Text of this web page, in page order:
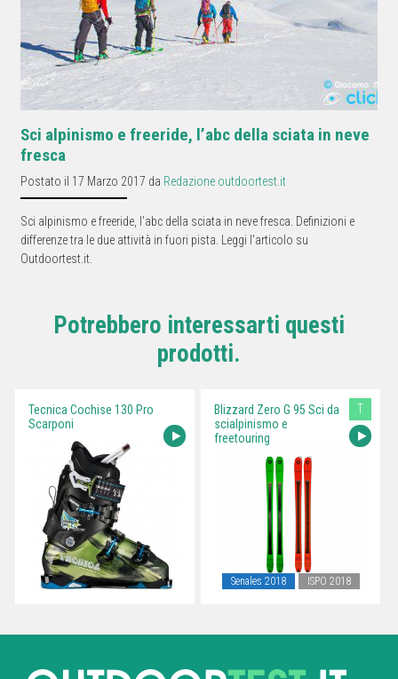
Sci alpinismo e freeride, l’abc della sciata in neve
fresca
Postato il 17 Marzo 2017 da Redazione outdoortest.it
Sci alpinismo e freeride, l’abc della sciata in neve fresca. Definizioni e
differenze tra le due attività in fuori pista. Leggi l'articolo su
Outdoortest.it.
Potrebbero interessarti questi
prodotti.
Tecnica Cochise 130 Pro
Scarponi
Blizzard Zero G 95 Sci da
scialpinismo e
freetouring
T
Senales 2018 ISPO 2018